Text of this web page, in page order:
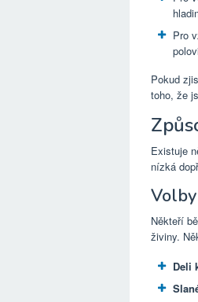
Pro
Pokud
toho, že
Existuje
nízká
Někteří
živiny.
Deli